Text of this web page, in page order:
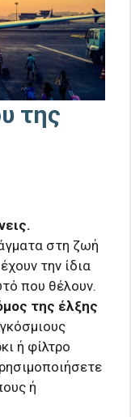
της
στη ζωή
την ίδια
που θέλουν.
της έλξης
ή φίλτρο
ή